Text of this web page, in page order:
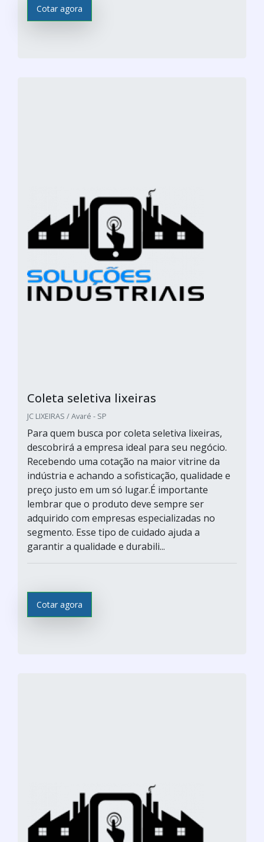
Cotar agora
Coleta seletiva lixeiras
JC LIXEIRAS / Avaré - SP
Para quem busca por coleta seletiva lixeiras,
descobrirá a empresa ideal para seu negócio.
Recebendo uma cotação na maior vitrine da
indústria e achando a sofisticação, qualidade e
preço justo em um só lugar.É importante
lembrar que o produto deve sempre ser
adquirido com empresas especializadas no
segmento. Esse tipo de cuidado ajuda a
garantir a qualidade e durabili...
Cotar agora